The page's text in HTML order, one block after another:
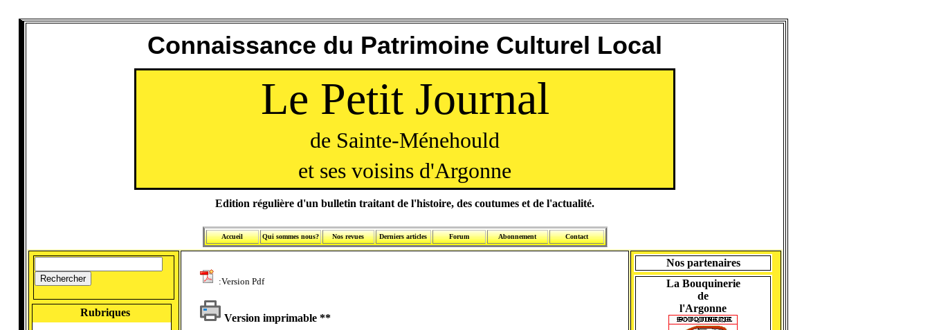
Connaissance du Patrimoine Culturel Local
Le Petit Journal
de Sainte-Ménehould
et ses voisins d'Argonne
Edition régulière d'un bulletin traitant de l'histoire, des coutumes et de l'actualité.
Accueil Qui sommes nous? Nos revues Derniers articles Forum Abonnement Contact
Rubriques
:Version Pdf
Version imprimable **
Nos partenaires
La Bouquinerie
de
l'Argonne